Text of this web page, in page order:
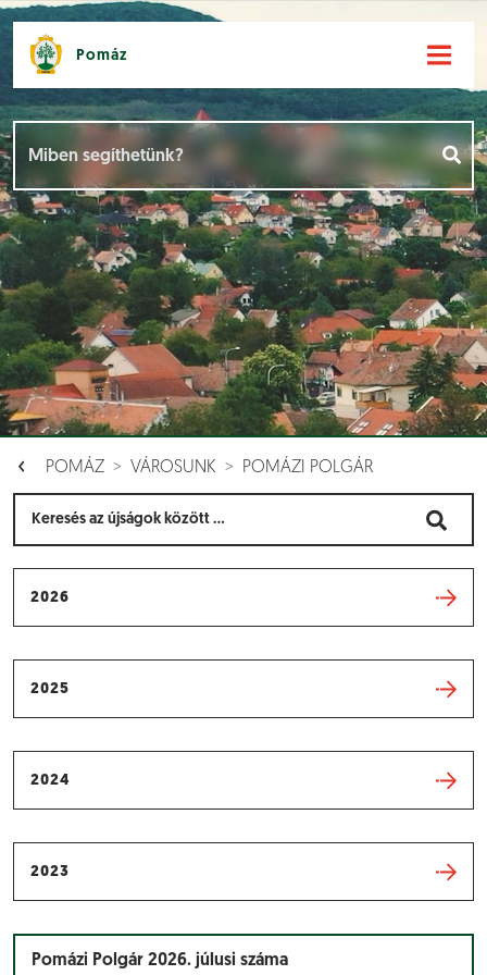
Pomáz
POMÁZ VÁROSUNK POMÁZI POLGÁR
2026
2025
2024
2023
Pomázi Polgár 2026. júlusi száma
Események []
Dokumentumok [ ]
Aloldalak []